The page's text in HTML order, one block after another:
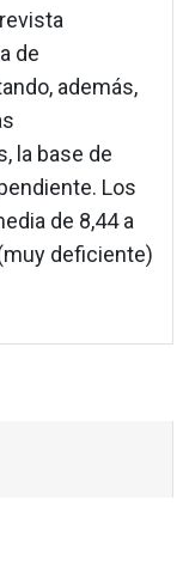
de
además,
la base de
Los
de 8,44 a
deficiente)